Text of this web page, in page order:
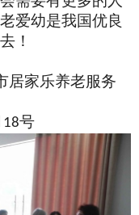
爱幼是我国优良
！
居家乐养老服务
18号